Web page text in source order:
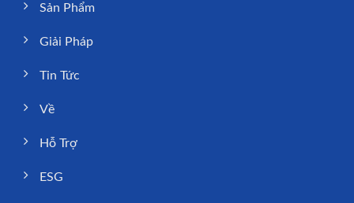
Sản Phẩm
Giải Pháp
Tin Tức
Về
Hỗ Trợ
ESG